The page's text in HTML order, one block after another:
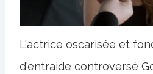
L'actrice oscarisée et
d'entraide controversé